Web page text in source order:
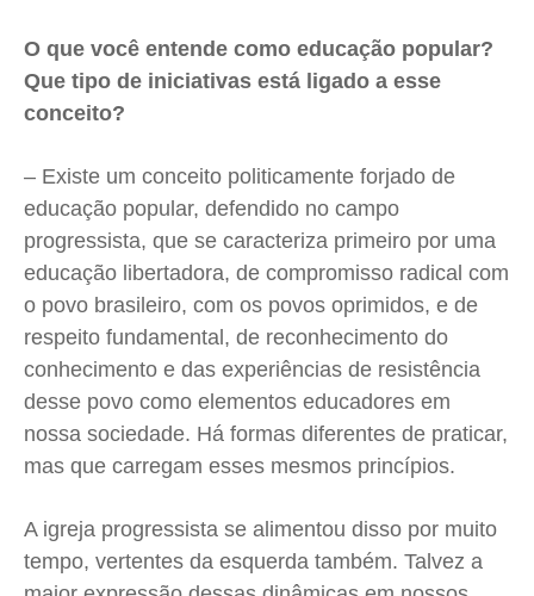
Jr Mignone (in memorian)
Wanda Sily
Anuncie
Quem Somos
Expediente
Contato
Anuncie
Jr Mignone (in memorian)
Wanda Sily
Anuncie
Quem Somos
Expediente
Contato
Anuncie
Jr Mignone (in memorian)
Wanda Sily
Anuncie
Quem Somos
Expediente
Contato
Anuncie
Jr Mignone (in memorian)
Wanda Sily
Anuncie
Quem Somos
Expediente
Contato
Anuncie
O que você entende como educação popular?
Que tipo de iniciativas está ligado a esse
conceito?
– Existe um conceito politicamente forjado de
educação popular, defendido no campo
progressista, que se caracteriza primeiro por uma
educação libertadora, de compromisso radical com
o povo brasileiro, com os povos oprimidos, e de
respeito fundamental, de reconhecimento do
conhecimento e das experiências de resistência
desse povo como elementos educadores em
nossa sociedade. Há formas diferentes de praticar,
mas que carregam esses mesmos princípios.
A igreja progressista se alimentou disso por muito
tempo, vertentes da esquerda também. Talvez a